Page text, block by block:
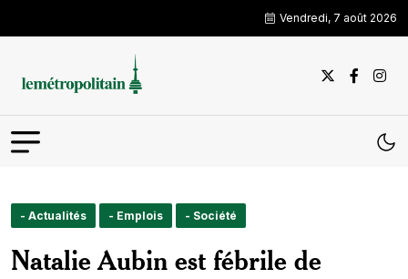
Vendredi, 7 août 2026
- Actualités - Emplois - Société
Natalie Aubin est fébrile de